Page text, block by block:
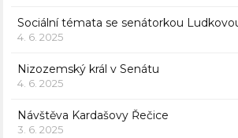
Sociální témata se senátorkou
4. 6. 2025
Nizozemský král v Senátu
4. 6. 2025
Návštěva Kardašovy Řečice
3. 6. 2025